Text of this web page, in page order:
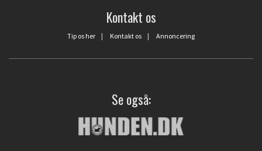
Kontakt os
Tip os her | Kontakt os | Annoncering
Se også: